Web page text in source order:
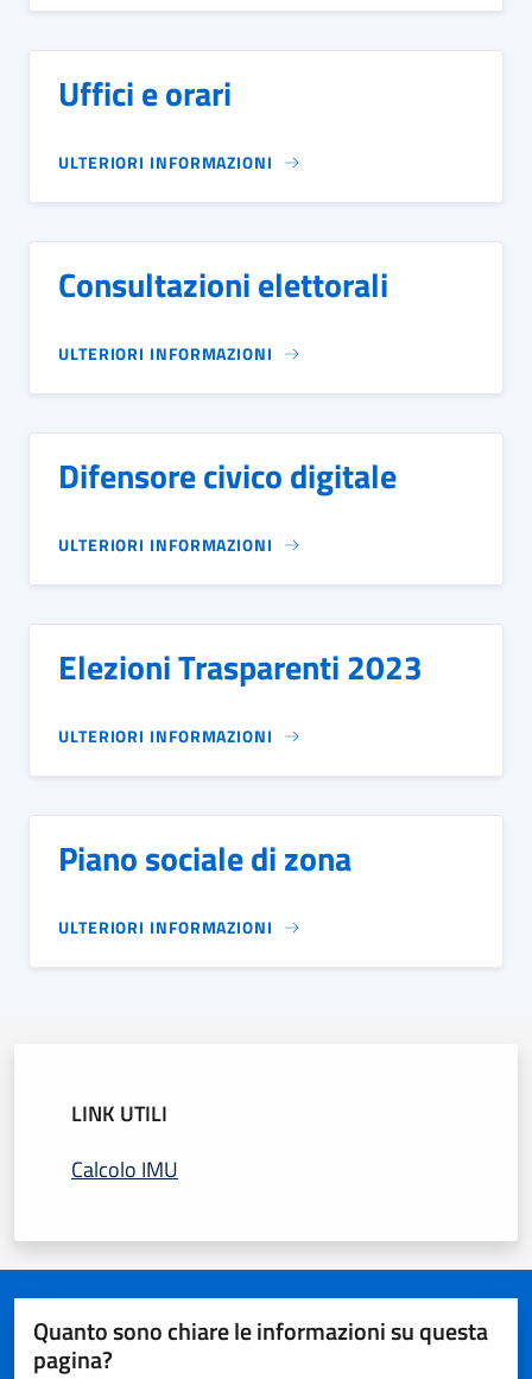
Uffici e orari
ULTERIORI INFORMAZIONI
Consultazioni elettorali
ULTERIORI INFORMAZIONI
Difensore civico digitale
ULTERIORI INFORMAZIONI
Elezioni Trasparenti 2023
ULTERIORI INFORMAZIONI
Piano sociale di zona
ULTERIORI INFORMAZIONI
LINK UTILI
Calcolo IMU
Quanto sono chiare le informazioni su questa
pagina?